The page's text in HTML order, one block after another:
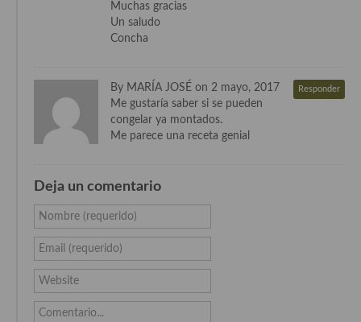
Cocina Tailandesa
Cocina camboyana
Cocina Coreana
Cocina China
Cocina del Pacifico
Cocina filipina
Cocina de Hawái
Muchas gracias
Un saludo
Concha
By MARÍA JOSÉ on 2 mayo, 2017 Responder
Me gustaría saber si se pueden
congelar ya montados.
Me parece una receta genial
Deja un comentario
Nombre (requerido)
Email (requerido)
Website
Comentario...